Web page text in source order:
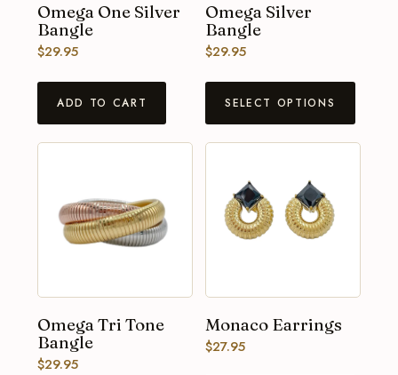
Omega One Silver
Bangle
$29.95
ADD TO CART
Omega Silver
Bangle
$29.95
SELECT OPTIONS
Omega Tri Tone
Bangle
$29.95
Monaco Earrings
$27.95